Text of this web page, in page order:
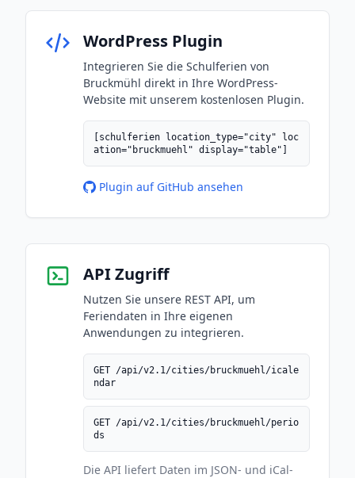
WordPress Plugin
Integrieren Sie die Schulferien von
Bruckmühl direkt in Ihre WordPress-
Website mit unserem kostenlosen Plugin.
[schulferien location_type="city" loc
ation="bruckmuehl" display="table"]
Plugin auf GitHub ansehen
API Zugriff
Nutzen Sie unsere REST API, um
Feriendaten in Ihre eigenen
Anwendungen zu integrieren.
GET /api/v2.1/cities/bruckmuehl/icale
ndar
GET /api/v2.1/cities/bruckmuehl/perio
ds
Die API liefert Daten im JSON- und iCal-